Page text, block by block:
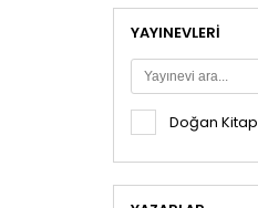
İş Dünyası
Klasikler
Kore Edebiyatı
Sağlık
YAYINEVLERI
Doğan Kitap